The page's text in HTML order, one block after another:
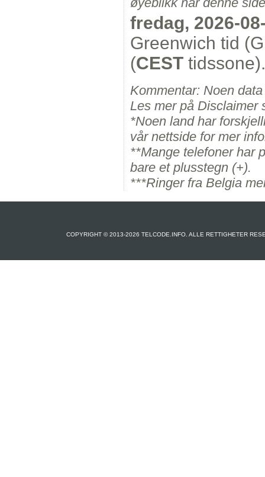
fredag, 2026-
Greenwich tid
(CEST tidssone).
Kommentar: Noen
Les mer på Disclaimer
*Noen land har
vår nettside for mer
**Mange telefoner har
bare et plusstegn (+).
***Ringer fra Belgia
COPYRIGHT © 2013-2026 TELCODE.INFO. ALLE RETTIGHETER